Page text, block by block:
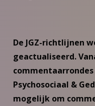
De JGZ-richtlijnen
geactualiseerd.
Psychosociaal &
mogelijk om